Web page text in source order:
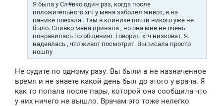
Я была у Сл#вко один раз, когда после
положительного хгч у меня заболел живот, я на
панике поехала . Там в клинике почти никого уже не
было. Сливко меня приняла , но она мне не очень
понравилась по общению. Говорит: хгч низковат. Я
надеялась , что живот посмотрит. Выписала просто
ношпу
Не судите по одному разу. Вы были в не назначенное
время и не знаете какой день был до этого у врача. Я
как то попала после пары, которой она сообщила что
у них ничего не вышло. Врачам это тоже нелегко